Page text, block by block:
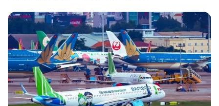
hành trình thuận tiện và dịch vụ cao cấp.
Japan Airlines:Quá cảnh tại Tokyo (NRT), hành
khách sẽ tiếp tục hành trình đến New York với
Japan Airlines, đảm bảo trải nghiệm bay thoải mái
và dịch vụ tiêu chuẩn quốc tế.
Qatar Airways:Hành khách có thể quá cảnh tại